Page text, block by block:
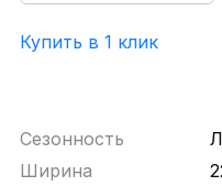
Купить в 1 клик
Сезонность
Ширина